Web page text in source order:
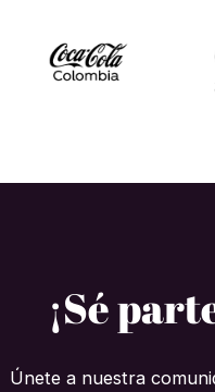
¡Sé
Únete a nuestra